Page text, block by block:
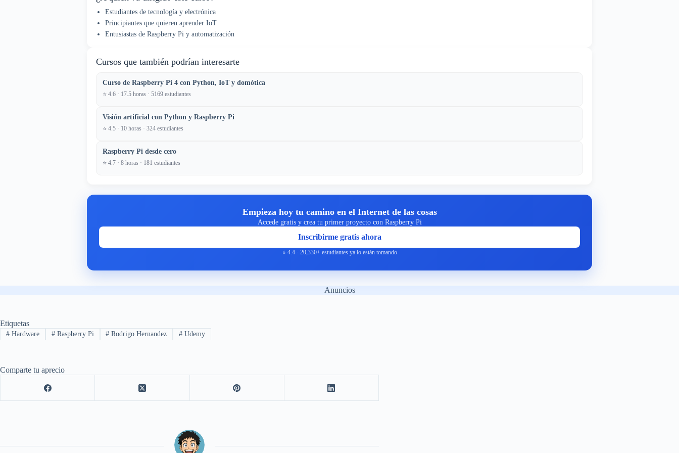
Estudiantes de tecnología y electrónica
Principiantes que quieren aprender IoT
Entusiastas de Raspberry Pi y automatización
Cursos que también podrían interesarte
Curso de Raspberry Pi 4 con Python, IoT y domótica
⭐ 4.6 · 17.5 horas · 5169 estudiantes
Visión artificial con Python y Raspberry Pi
⭐ 4.5 · 10 horas · 324 estudiantes
Raspberry Pi desde cero
⭐ 4.7 · 8 horas · 181 estudiantes
Empieza hoy tu camino en el Internet de las cosas
Accede gratis y crea tu primer proyecto con Raspberry Pi
Inscribirme gratis ahora
⭐ 4.4 · 20,330+ estudiantes ya lo están tomando
Anuncios
Etiquetas
#Hardware #Raspberry Pi # Rodrigo Hernandez # Udemy
Comparte tu aprecio